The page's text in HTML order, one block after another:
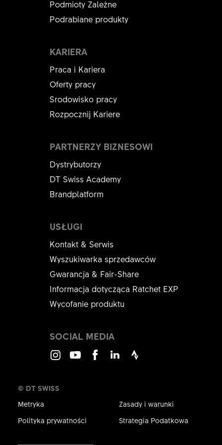
F232 ONE MINI FENDER KIT
F 232 ONE and F 535 ONE Brake hose clamp kit
FWXXXXXXXXXX18174S
KRÓTKA NAZWA
Pokaż wszystko
Podmioty Zależne
Podrabiane produkty
KARIERA
Praca i Kariera
Oferty pracy
Srodowisko pracy
Rozpocznij Kariere
USŁUGI
Kontakt & Serwis
Wyszukiwarka sprzedawców
Gwarancja & Fair-Share
Informacja dotycząca Ratchet EXP
Wycofanie produktu
PARTNERZY BIZNESOWI
Dystrybutorzy
DT Swiss Academy
Brandplatform
SOCIAL MEDIA
© DT SWISS
Metryka
Polityka prywatności
Zasady i warunki
Strategia Podatkowa